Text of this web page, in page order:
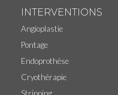
INTERVENTIONS
Angioplastie
Pontage
Endoprothèse
Cryothérapie